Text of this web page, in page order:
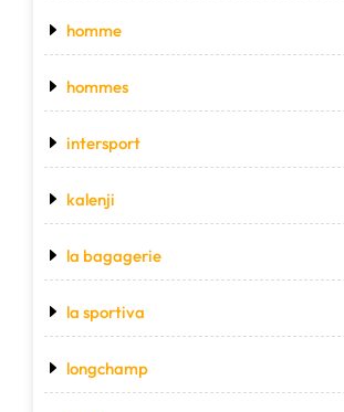
homme
hommes
intersport
kalenji
la bagagerie
la sportiva
longchamp